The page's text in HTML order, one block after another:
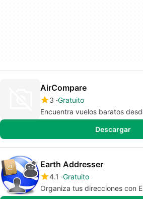
AirCompare
3 Gratuito
Encuentra vuelos baratos
Descargar
Earth Addresser
4.1 Gratuito
Organiza tus direcciones con